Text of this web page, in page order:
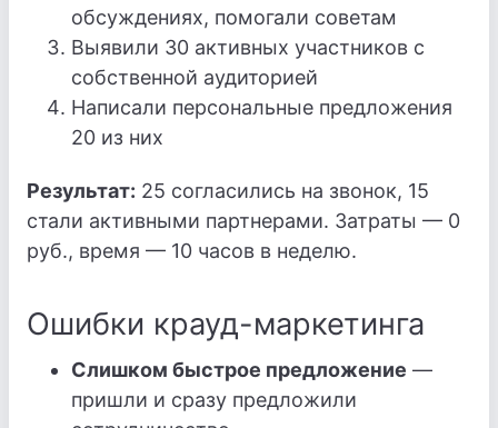
обсуждениях, помогали советам
Выявили 30 активных участников с
собственной аудиторией
Написали персональные предложения
20 из них
Результат: 25 согласились на звонок, 15
стали активными партнерами. Затраты — 0
руб., время — 10 часов в неделю.
Ошибки крауд-маркетинга
Слишком быстрое предложение —
пришли и сразу предложили